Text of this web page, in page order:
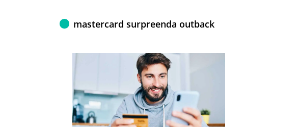
mastercard surpreenda outback